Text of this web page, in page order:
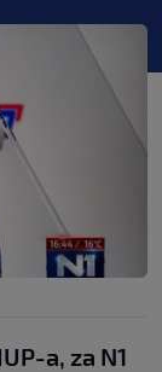
a, za N1